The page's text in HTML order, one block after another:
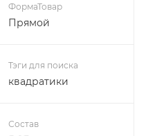
ФормаТовар
Прямой
Тэги для поиска
квадратики
Состав